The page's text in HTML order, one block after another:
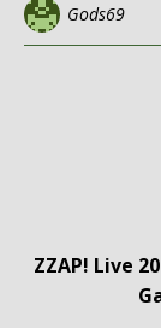
Gods69
ZZAP! Live 2024 – Commodore C64 – Amiga Retro